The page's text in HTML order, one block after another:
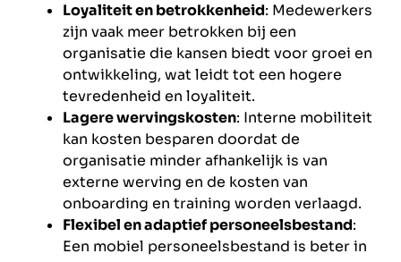
Loyaliteit en betrokkenheid: Medewerkers
zijn vaak meer betrokken bij een
organisatie die kansen biedt voor groei en
ontwikkeling, wat leidt tot een hogere
tevredenheid en loyaliteit.
Lagere wervingskosten: Interne mobiliteit
kan kosten besparen doordat de
organisatie minder afhankelijk is van
externe werving en de kosten van
onboarding en training worden verlaagd.
Flexibel en adaptief personeelsbestand:
Een mobiel personeelsbestand is beter in